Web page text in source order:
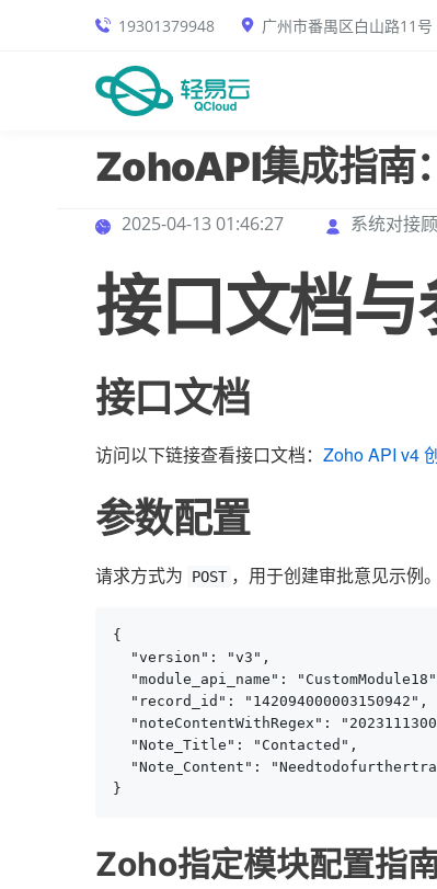
19301379948 广州市番禺区白山路11号
ZohoAPI集成指南
2025-04-13 01:46:27 系统对接
接口文档
接口文档
访问以下链接查看接口文档： Zoho API v4
参数配置
请求方式为 POST ，用于创建审批意见示例
{
  "version": "v3",
"module_api_name":
  "record_id": "142094000003150942",
"noteContentWithRegex":
  "Note_Title": "Contacted",
"Note_Content":
}
Zoho指定模块配置指